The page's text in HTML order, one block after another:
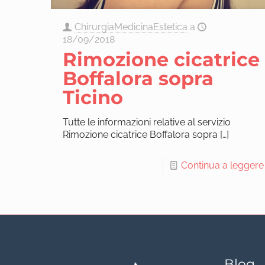
ChirurgiaMedicinaEstetica a
18/09/2018
Rimozione cicatrice
Boffalora sopra
Ticino
Tutte le informazioni relative al servizio
Rimozione cicatrice Boffalora sopra […]
Continua a leggere